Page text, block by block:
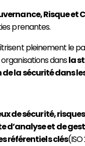
Risque et
prenantes.
pleinement le
dansla
la sécurité dans
de sécurité,
d’analyse et de
référentiels clés